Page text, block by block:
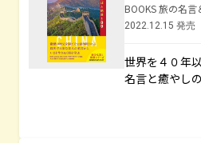
BOOKS 旅の名言
2022.12.15 発売
世界を４０年
名言と癒やし